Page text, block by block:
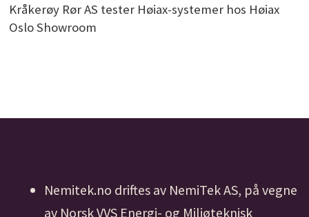
Kråkerøy Rør AS tester Høiax-systemer hos Høiax
Oslo Showroom
Nemitek.no driftes av NemiTek AS, på vegne
av Norsk VVS Energi- og Miljøteknisk